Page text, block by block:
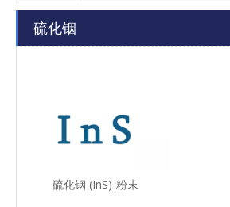
硫化铟
硫化铟 (InS)-粉末